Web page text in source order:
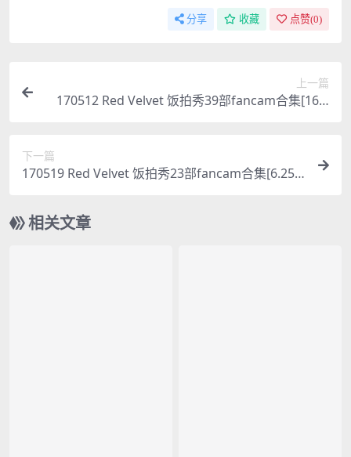
分享 收藏 点赞(0)
上一篇
170512 Red Velvet 饭拍秀39部fancam合集[16.5
下一篇
170519 Red Velvet 饭拍秀23部fancam合集[6.25
相关文章